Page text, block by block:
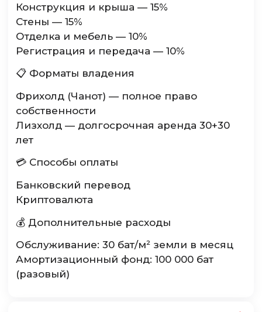
Конструкция и крыша — 15%
Стены — 15%
Отделка и мебель — 10%
Регистрация и передача — 10%
📋 Форматы владения
Фрихолд (Чанот) — полное право
собственности
Лизхолд — долгосрочная аренда 30+30
лет
💳 Способы оплаты
Банковский перевод
Криптовалюта
💰 Дополнительные расходы
Обслуживание: 30 бат/м² земли в месяц
Амортизационный фонд: 100 000 бат
(разовый)